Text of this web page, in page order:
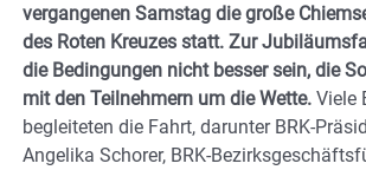
vergangenen Samstag die große
des Roten Kreuzes statt. Zur
die Bedingungen nicht besser sein, die
mit den Teilnehmern um die Wette. Viele
begleiteten die Fahrt, darunter BRK-
Angelika Schorer, BRK-